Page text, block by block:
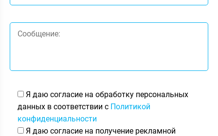
Я даю согласие на обработку персональных
данных в соответствии с Политикой
конфиденциальности
Я даю согласие на получение рекламной